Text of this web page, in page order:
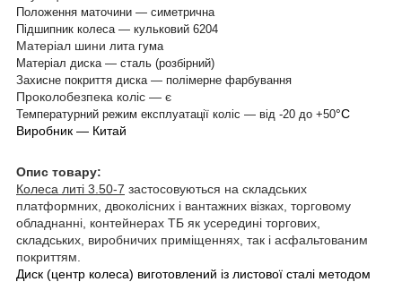
Положення маточини — симетрична
Підшипник колеса — кульковий 6204
Матеріал шини лита гума
Матеріал диска — сталь (розбірний)
Захисне покриття диска — полімерне фарбування
Проколобезпека коліс — є
Температурний режим експлуатації коліс — від -20 до +50°С
Виробник — Китай
Опис товару:
Колеса литі 3.50-7 застосовуються на складських
платформних, двоколісних і вантажних візках, торговому
обладнанні, контейнерах ТБ як усередині торгових,
складських, виробничих приміщеннях, так і асфальтованим
покриттям.
Диск (центр колеса) виготовлений із листової сталі методом